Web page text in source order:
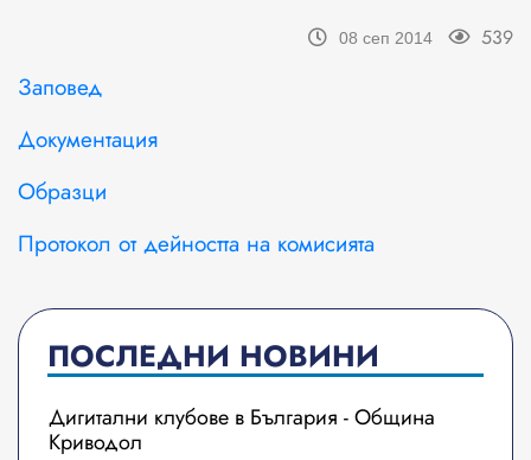
08 сеп 2014 539
Заповед
Документация
Образци
Протокол от дейността на комисията
ПОСЛЕДНИ НОВИНИ
Дигитални клубове в България - Община
Криводол